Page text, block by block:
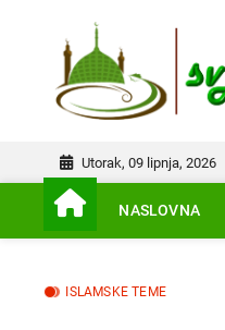
Utorak, 09 lipnja, 2026
NASLOVNA
ISLAMSKE TEME